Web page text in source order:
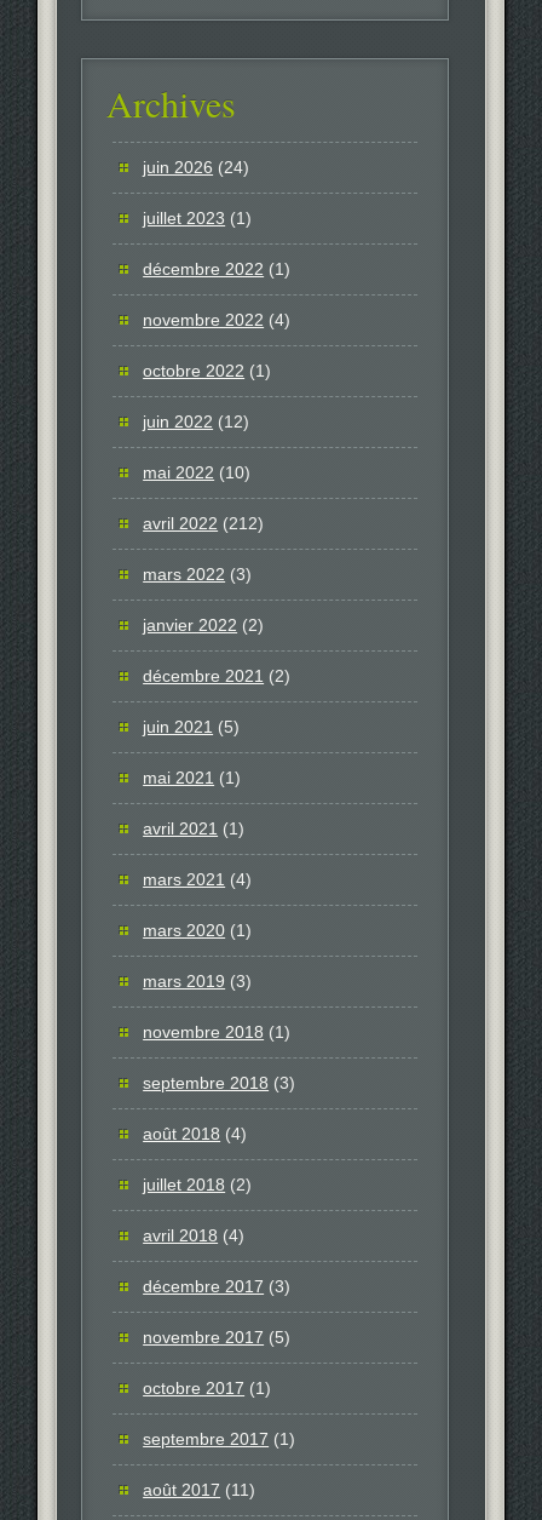
Archives
juin 2026 (24)
juillet 2023 (1)
décembre 2022 (1)
novembre 2022 (4)
octobre 2022 (1)
juin 2022 (12)
mai 2022 (10)
avril 2022 (212)
mars 2022 (3)
janvier 2022 (2)
décembre 2021 (2)
juin 2021 (5)
mai 2021 (1)
avril 2021 (1)
mars 2021 (4)
mars 2020 (1)
mars 2019 (3)
novembre 2018 (1)
septembre 2018 (3)
août 2018 (4)
juillet 2018 (2)
avril 2018 (4)
décembre 2017 (3)
novembre 2017 (5)
octobre 2017 (1)
septembre 2017 (1)
août 2017 (11)